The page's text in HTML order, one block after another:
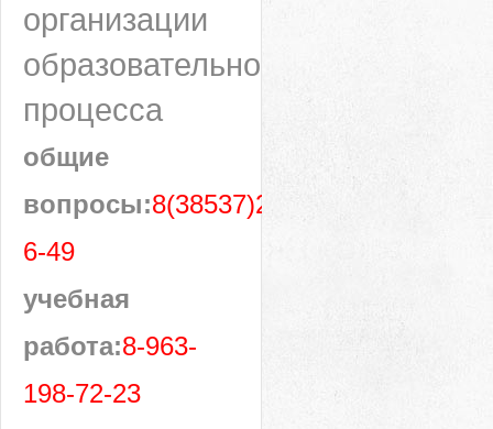
организации
образовательного
процесса
общие
вопросы:8(38537)28-
6-49
учебная
работа:8-963-
198-72-23